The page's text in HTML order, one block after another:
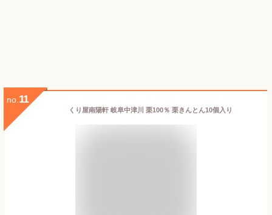
no. 11
くり屋南陽軒 岐阜中津川 栗100％ 栗きんとん10個入り